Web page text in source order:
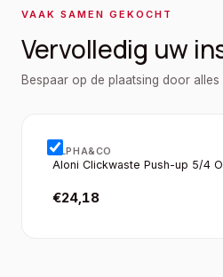
VAAK SAMEN GEKOCHT
Vervolledig uw
Bespaar op de plaatsing door
ALPHA&CO
Aloni Clickwaste Push-up 5/4
€24,18